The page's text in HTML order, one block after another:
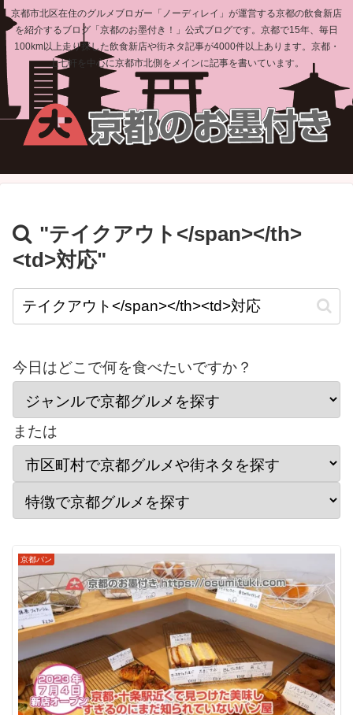
京都市北区在住のグルメブロガー「ノーディレイ」が運営する京都の飲食新店
を紹介するブログ「京都のお墨付き！」公式ブログです。京都で15年、毎日
100km以上走り探した飲食新店や街ネタ記事が4000件以上あります。京都・
上七軒を中心に京都市北側をメインに記事を書いています。
"テイクアウト</span></th>
<td>対応"
今日はどこで何を食べたいですか？
または
京都パン